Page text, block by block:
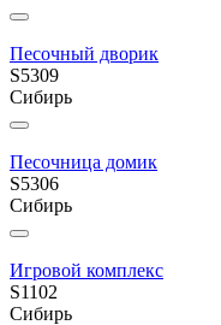
Песочный дворик
S5309
Сибирь
Песочница домик
S5306
Сибирь
Игровой комплекс
S1102
Сибирь